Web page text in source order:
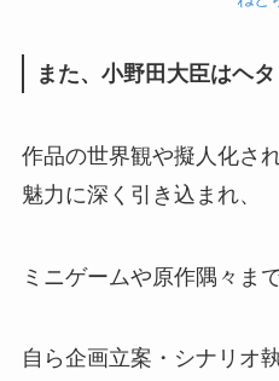
また、小野田大臣はヘタ
作品の世界観や擬人化さ
魅力に深く引き込まれ、
ミニゲームや原作隅々ま
自ら企画立案・シナリオ